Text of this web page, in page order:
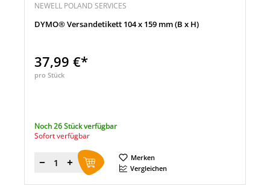
NEWELL POLAND SERVICES
DYMO® Versandetikett 104 x 159 mm (B x H)
37,99 €*
pro Stück
Noch 26 Stück verfügbar
Sofort verfügbar
Menge
Merken
Vergleichen